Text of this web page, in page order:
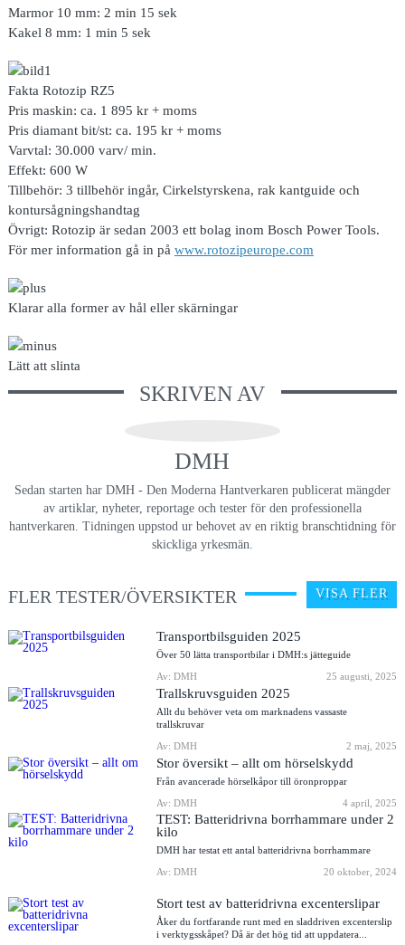
Marmor 10 mm: 2 min 15 sek
Kakel 8 mm: 1 min 5 sek
Fakta Rotozip RZ5
Pris maskin: ca. 1 895 kr + moms
Pris diamant bit/st: ca. 195 kr + moms
Varvtal: 30.000 varv/ min.
Effekt: 600 W
Tillbehör: 3 tillbehör ingår, Cirkelstyrskena, rak kantguide och
kontursågningshandtag
Övrigt: Rotozip är sedan 2003 ett bolag inom Bosch Power Tools.
För mer information gå in på www.rotozipeurope.com
Klarar alla former av hål eller skärningar
Lätt att slinta
SKRIVEN AV
DMH
Sedan starten har DMH - Den Moderna Hantverkaren publicerat mängder
av artiklar, nyheter, reportage och tester för den professionella
hantverkaren. Tidningen uppstod ur behovet av en riktig branschtidning för
skickliga yrkesmän.
FLER TESTER/ÖVERSIKTER VISA FLER
Transportbilsguiden 2025
Över 50 lätta transportbilar i DMH:s jätteguide
Av: DMH
25 augusti, 2025
Trallskruvsguiden 2025
Allt du behöver veta om marknadens vassaste
trallskruvar
Av: DMH
2 maj, 2025
Stor översikt – allt om hörselskydd
Från avancerade hörselkåpor till öronproppar
Av: DMH
4 april, 2025
TEST: Batteridrivna borrhammare under 2
kilo
DMH har testat ett antal batteridrivna borrhammare
Av: DMH
20 oktober, 2024
Stort test av batteridrivna excenterslipar
Åker du fortfarande runt med en sladdriven excenterslip
i verktygsskåpet? Då är det hög tid att uppdatera...